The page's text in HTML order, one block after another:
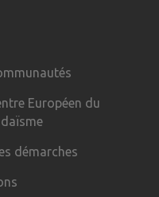
Européen du
démarches